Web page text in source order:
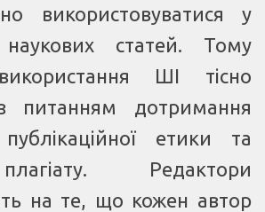
використовуватися у
наукових статей. Тому
ШІ тісно
питанням дотримання
етики та
Редактори
на те, що кожен автор